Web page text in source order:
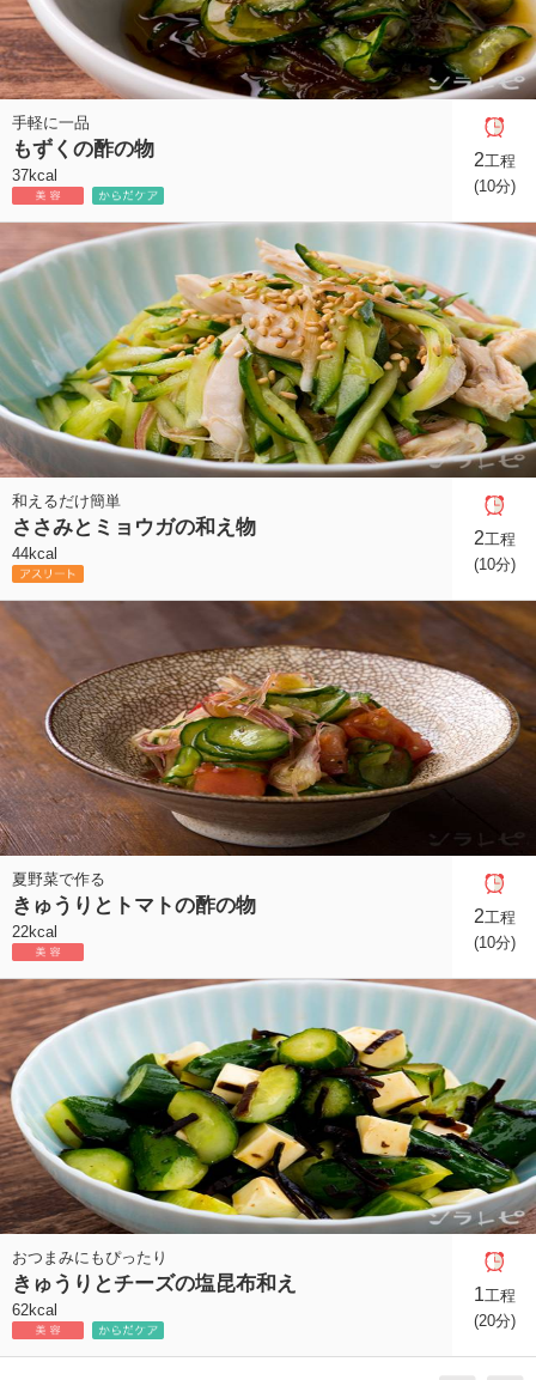
手軽に一品
もずくの酢の物
37kcal
2工程
(10分)
和えるだけ簡単
ささみとミョウガの和え物
44kcal
2工程
(10分)
夏野菜で作る
きゅうりとトマトの酢の物
22kcal
2工程
(10分)
おつまみにもぴったり
きゅうりとチーズの塩昆布和え
62kcal
1工程
(20分)